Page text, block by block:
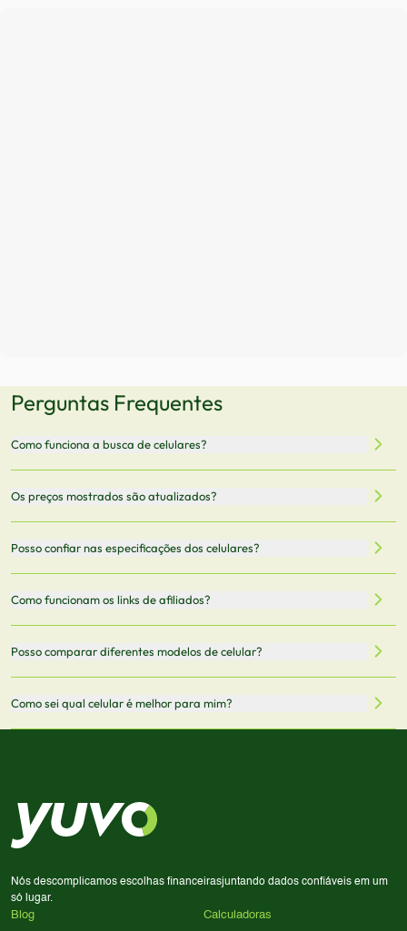
Perguntas Frequentes
Como funciona a busca de celulares?
armazenamento, memória RAM, bateria e conectividade
5G.
Os preços mostrados são atualizados?
vendedor antes de finalizar sua compra.
Posso confiar nas especificações dos celulares?
informações mais recentes de cada modelo.
Como funcionam os links de afiliados?
comissão sem custo adicional para você.
Posso comparar diferentes modelos de celular?
Sim! Você pode selecionar até 3 celulares para comparar
Como sei qual celular é melhor para mim?
processador e bateria são essenciais. Use nossos filtros
para encontrar o celular ideal.
Nós descomplicamos escolhas financeirasjuntando dados confiáveis em um
só lugar.
Blog Calculadoras